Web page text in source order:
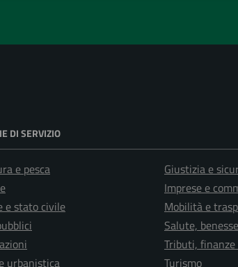
DI SERVIZIO
e pesca
e stato civile
urbanistica
Giustizia e
Imprese e
Mobilità e
Salute,
Tributi,
Turismo